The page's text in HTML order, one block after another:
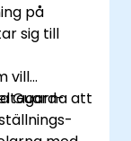
för att
på
sig till
vill
Guard- att